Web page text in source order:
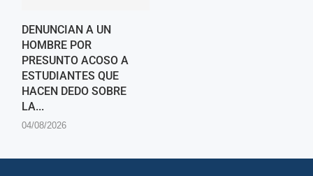
DENUNCIAN A UN
HOMBRE POR
PRESUNTO ACOSO A
ESTUDIANTES QUE
HACEN DEDO SOBRE
LA...
04/08/2026